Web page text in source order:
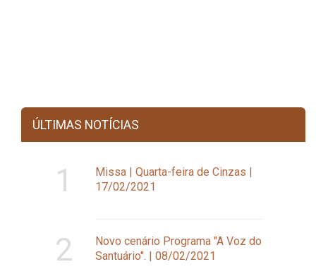
ÚLTIMAS NOTÍCIAS
1
Missa | Quarta-feira de Cinzas |
17/02/2021
2
Novo cenário Programa "A Voz do
Santuário". | 08/02/2021